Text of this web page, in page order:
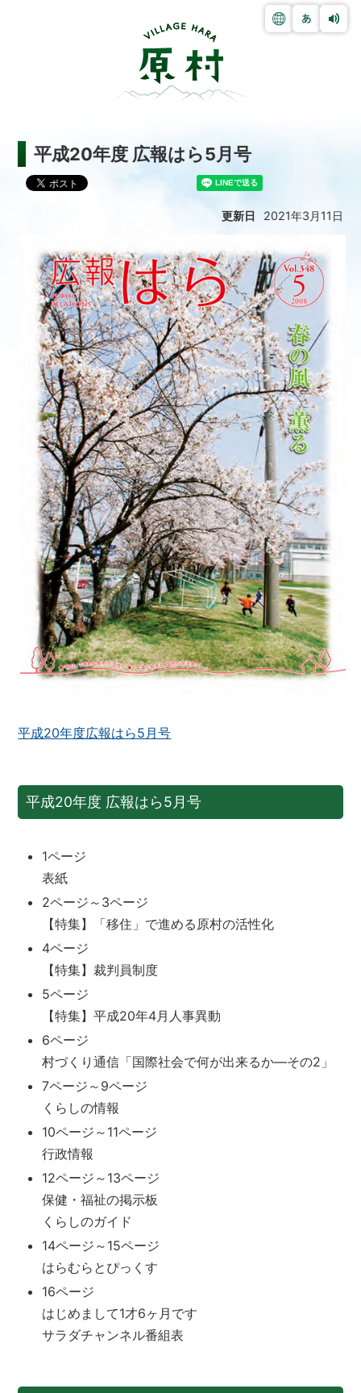
平成20年度 広報はら5月号
更新日 2021年3月11日
平成20年度広報はら5月号
平成20年度 広報はら5月号
1ページ
表紙
2ページ～3ページ
【特集】「移住」で進める原村の活性化
4ページ
【特集】裁判員制度
5ページ
【特集】平成20年4月人事異動
6ページ
村づくり通信「国際社会で何が出来るか―その2」
7ページ～9ページ
くらしの情報
10ページ～11ページ
行政情報
12ページ～13ページ
保健・福祉の掲示板
くらしのガイド
14ページ～15ページ
はらむらとぴっくす
16ページ
はじめまして1才6ヶ月です
サラダチャンネル番組表